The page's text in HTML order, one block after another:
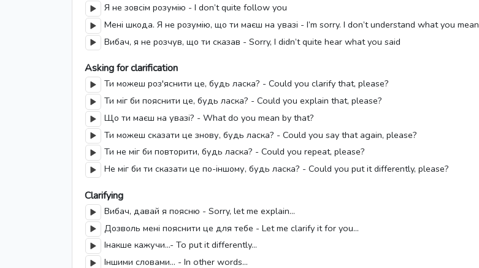
Я не зовсім розумію - I don’t quite follow you
Мені шкода. Я не розумію, що ти маєш на увазі - I’m sorry. I don’t understand what you mean
Вибач, я не розчув, що ти сказав - Sorry, I didn’t quite hear what you said
Asking for clarification
Ти можеш роз'яснити це, будь ласка? - Could you clarify that, please?
Ти міг би пояснити це, будь ласка? - Could you explain that, please?
Що ти маєш на увазі? - What do you mean by that?
Ти можеш сказати це знову, будь ласка? - Could you say that again, please?
Ти не міг би повторити, будь ласка? - Could you repeat, please?
Не міг би ти сказати це по-іншому, будь ласка? - Could you put it differently, please?
Clarifying
Вибач, давай я поясню - Sorry, let me explain…
Дозволь мені пояснити це для тебе - Let me clarify it for you…
Інакше кажучи...- To put it differently…
Іншими словами... - In other words...